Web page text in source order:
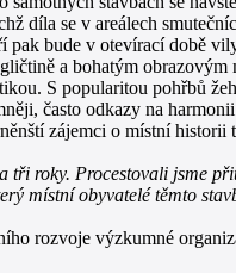
díla se v areálech
bude v otevírací době
a bohatým
S popularitou pohřbů
často odkazy na
zájemci o místní
tři roky. Procestovali jsme
místní obyvatelé těmto
rozvoje výzkumné